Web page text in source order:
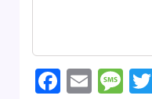
Email